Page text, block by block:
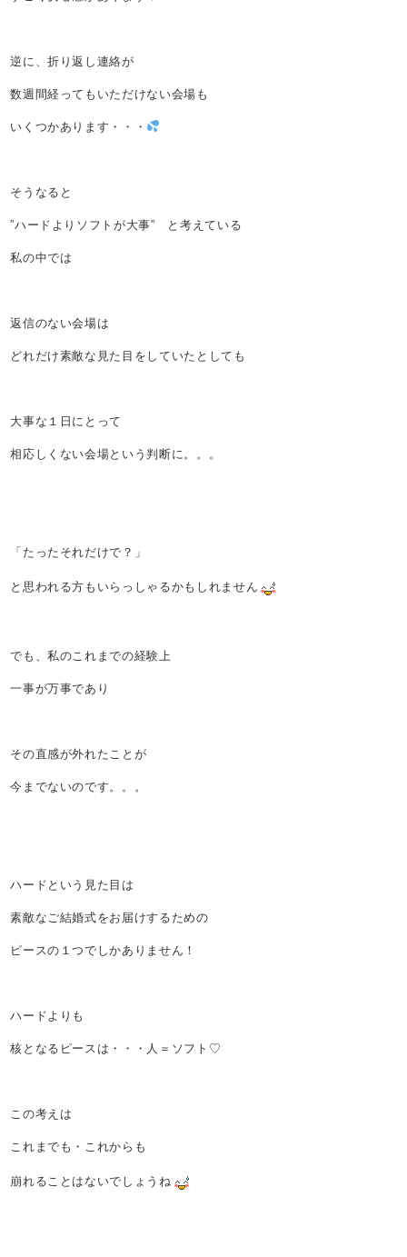
逆に、折り返し連絡が
数週間経ってもいただけない会場も
いくつかあります・・・
そうなると
”ハードよりソフトが大事” と考えている
私の中では
返信のない会場は
どれだけ素敵な見た目をしていたとしても
大事な１日にとって
相応しくない会場という判断に。。。
「たったそれだけで？」
と思われる方もいらっしゃるかもしれません
でも、私のこれまでの経験上
一事が万事であり
その直感が外れたことが
今までないのです。。。
ハードという見た目は
素敵なご結婚式をお届けするための
ピースの１つでしかありません！
ハードよりも
核となるピースは・・・人＝ソフト♡
この考えは
これまでも・これからも
崩れることはないでしょうね